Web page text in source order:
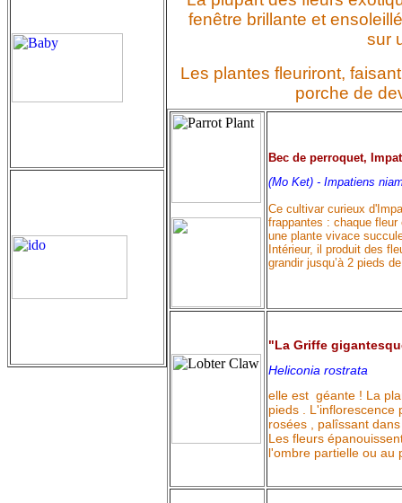
fenêtre brillante et
sur
Les plantes fleuriront,
porche de
Bec de perroquet,
(Mo Ket) - Impatiens
Ce cultivar curieux
frappantes : chaque
une plante vivace
Intérieur, il produit des
grandir jusqu’à 2 pieds
"La Griffe
Heliconia rostrata
elle est géante ! La
pieds . L'inflorescence
rosées , palîssant
Les fleurs
l'ombre partielle ou au